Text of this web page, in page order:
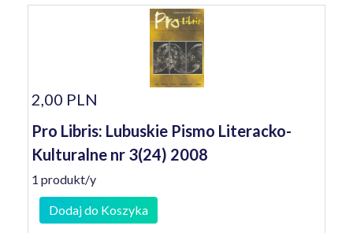
2,00 PLN
Pro Libris: Lubuskie Pismo Literacko-
Kulturalne nr 3(24) 2008
1 produkt/y
Dodaj do Koszyka